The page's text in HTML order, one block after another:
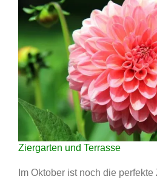
Ziergarten und Terrasse
Im Oktober ist noch die perfekte